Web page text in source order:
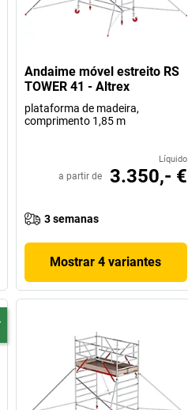
Andaime móvel estreito RS
TOWER 41 - Altrex
plataforma de madeira,
comprimento 1,85 m
Líquido
a partir de 3.350,- €
3 semanas
Mostrar 4 variantes